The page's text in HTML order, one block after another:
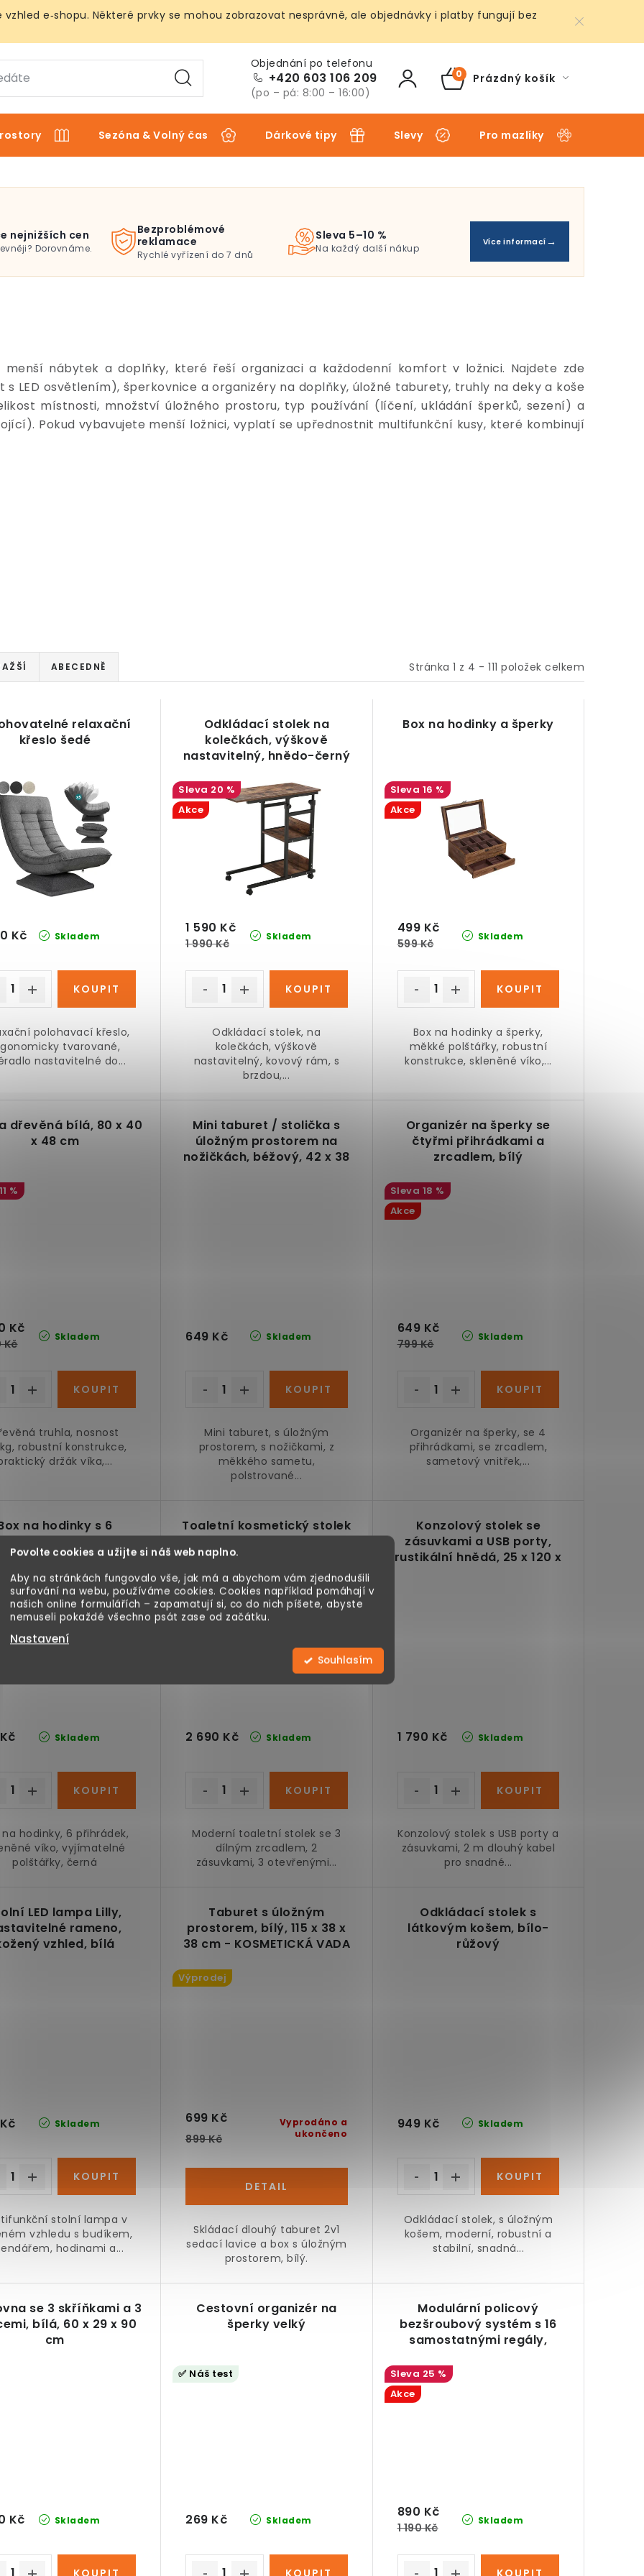
Povolte cookies a užijte si náš web naplno.
Aby na stránkách fungovalo vše, jak má a abychom vám zjednodušili
surfování na webu, používáme cookies. Cookies například pomáhají v
našich online formulářích – zapamatují si, co do nich píšete, abyste
nemuseli pokaždé všechno psát zase od začátku.
Nastavení
Souhlasím
vzhled e‑shopu. Některé prvky se mohou zobrazovat nesprávně, ale objednávky i platby fungují bez
+420 603 106 209
(po – pá: 8:00 – 16:00) NÁKUPNÍ
Prázdný košík
Sezóna & Volný čas Dárkové tipy Slevy Pro mazlíky
nejnižších cen
Dorovnáme.
Bezproblémové
reklamace
Rychlé vyřízení do 7 dnů
Sleva 5–10 %
Na každý další nákup
Více informací
menší nábytek a doplňky, které řeší organizaci a každodenní komfort v ložnici. Najdete zde
LED osvětlením), šperkovnice a organizéry na doplňky, úložné taburety, truhly na deky a koše
místnosti, množství úložného prostoru, typ používání (líčení, ukládání šperků, sezení) a
Pokud vybavujete menší ložnici, vyplatí se upřednostnit multifunkční kusy, které kombinují
Stránka 1 z 4 - 111 položek celkem
ABECEDNĚ
relaxační
křeslo šedé
Skladem
Kč
polohavací křeslo,
tvarované,
nastavitelné do...
Odkládací stolek na
kolečkách, výškově
nastavitelný, hnědo-černý
20 %
Akce
Skladem
1 590 Kč
1 990 Kč
Odkládací stolek, na
kolečkách, výškově
nastavitelný, kovový rám, s
brzdou,...
Box na hodinky a šperky
16 %
Akce
Skladem
499 Kč
599 Kč
Box na hodinky a šperky,
měkké polštářky, robustní
konstrukce, skleněné víko,...
dřevěná bílá, 80 x 40
x 48 cm
11 %
Skladem
Kč
Kč
truhla, nosnost
robustní konstrukce,
držák víka,...
Mini taburet / stolička s
úložným prostorem na
nožičkách, béžový, 42 x 38
Skladem
649 Kč
Mini taburet, s úložným
prostorem, s nožičkami, z
měkkého sametu,
polstrované...
Organizér na šperky se
čtyřmi přihrádkami a
zrcadlem, bílý
18 %
Akce
Skladem
649 Kč
799 Kč
Organizér na šperky, se 4
přihrádkami, se zrcadlem,
sametový vnitřek,...
na hodinky s 6
přihrádkami
test
Skladem
na hodinky, 6 přihrádek,
víko, vyjímatelné
polštářky, černá
Toaletní kosmetický stolek
se zásuvkami a zrcadlem,
Skladem
2 690 Kč
Moderní toaletní stolek se 3
dílným zrcadlem, 2
zásuvkami, 3 otevřenými...
Konzolový stolek se
zásuvkami a USB porty,
rustikální hnědá, 25 x 120 x
Skladem
1 790 Kč
Konzolový stolek s USB porty a
zásuvkami, 2 m dlouhý kabel
pro snadné...
LED lampa Lilly,
rameno,
vzhled, bílá
Skladem
stolní lampa v
vzhledu s budíkem,
hodinami a...
Taburet s úložným
prostorem, bílý, 115 x 38 x
38 cm - KOSMETICKÁ VADA
Výprodej
Vyprodáno a
ukončeno
699 Kč
899 Kč
Skládací dlouhý taburet 2v1
sedací lavice a box s úložným
prostorem, bílý.
Odkládací stolek s
látkovým košem, bílo-
růžový
Skladem
949 Kč
Odkládací stolek, s úložným
košem, moderní, robustní a
stabilní, snadná...
se 3 skříňkami a 3
bílá, 60 x 29 x 90
cm
Skladem
Kč
Cestovní organizér na
šperky velký
✅ Náš test
Skladem
269 Kč
Modulární policový
bezšroubový systém s 16
samostatnými regály,
25 %
Akce
Skladem
890 Kč
1 190 Kč